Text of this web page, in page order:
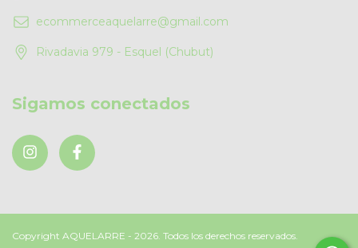
ecommerceaquelarre@gmail.com
Rivadavia 979 - Esquel (Chubut)
Sigamos conectados
Copyright AQUELARRE - 2026. Todos los derechos reservados.